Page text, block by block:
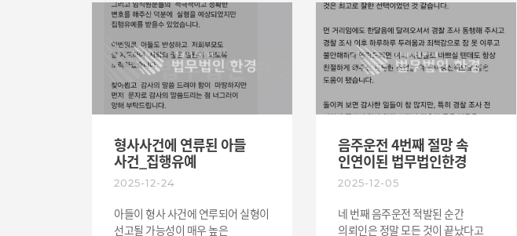
너머로 전달된 사건 내용은 다소
정리가 되지 않은 상태였고, 의뢰인
스스로도 무엇이 핵심 쟁점인지 알기
어려운 상황이었습니다. 그럼에도
불구하고 저는 차분하게 이야기를
하나하나 정리해 주며, 현재
상황에서 가장 우선적으로 해야 할
명확히 설명해 주었습니다. 짧은
전화 상담이었지만, 그동안 ‘이상한
말만 들었다’고 느꼈던 부분들이
정리되면서 의뢰인은 처음으로
상황을 이해하게 되었고, 불안감도
크게 줄어들었습니다. 너무 다급한
있었으나 한경의 변호사님들이
끝까지 책임감을 가지고 사건을
이끌어주시며 방향성을
잡아주셨습니다. 특히 수사 시작하기
전에는 무례를 무릅쓰고 수시로
저의 입장과 감정을 잘 이해해주시며
연락드렸음에도 전화도 잘
받아주셨습니다. 그리고 궁금한 점이
있으면 절차와 대응 방법을 이해하기
쉽도록 설명해 주시며 의뢰인에게
심리적으로 큰 힘이 되었습니다. 그
결과 의뢰인은 사건을 무사히 잘
형사사건에 연류된 아들
사건_집행유예
2025-12-24
아들이 형사 사건에 연루되어 실형이
선고될 가능성이 매우 높은
음주운전 4번째 절망 속
인연이된 법무법인한경
2025-12-05
네 번째 음주운전 적발된 순간
의뢰인은 정말 모든 것이 끝났다고